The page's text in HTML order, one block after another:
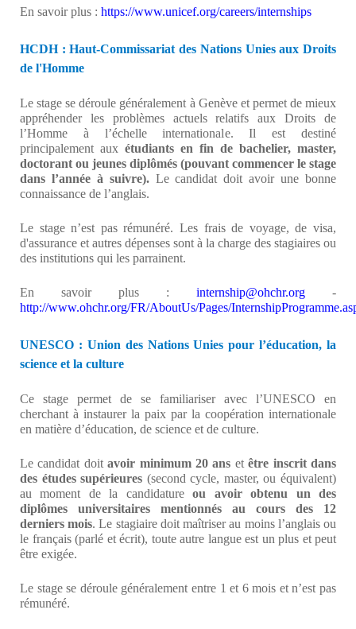
En savoir plus : https://www.unicef.org/careers/internships
HCDH : Haut-Commissariat des Nations Unies aux Droits
de l'Homme
Le stage se déroule généralement à Genève et permet de mieux
appréhender les problèmes actuels relatifs aux Droits de
l’Homme à l’échelle internationale. Il est destiné
principalement aux étudiants en fin de bachelier, master,
doctorant ou jeunes diplômés (pouvant commencer le stage
dans l’année à suivre).Le candidat doit avoir une bonne
connaissance de l’anglais.
Le stage n’est pas rémunéré. Les frais de voyage, de visa,
d'assurance et autres dépenses sont à la charge des stagiaires ou
des institutions qui les parrainent.
En savoir plus : internship@ohchr.org -
http://www.ohchr.org/FR/AboutUs/Pages/
UNESCO : Union des Nations Unies pour l’éducation, la
science et la culture
Ce stage permet de se familiariser avec l’UNESCO en
cherchant à instaurer la paix par la coopération internationale
en matière d’éducation, de science et de culture.
Le candidat doitavoir minimum 20 ans etêtre inscrit dans
des études supérieures (second cycle, master, ou équivalent)
au moment de la candidatureou avoir obtenu un des
diplômes universitaires mentionnés au cours des 12
derniers mois. Le stagiaire doit maîtriser au moins l’anglais ou
le français (parlé et écrit), toute autre langue est un plus et peut
être exigée.
Le stage se déroule généralement entre 1 et 6 mois et n’est pas
rémunéré.